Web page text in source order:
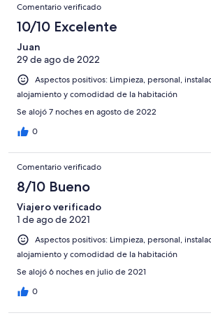
Comentario verificado
10/10 Excelente
Juan
29 de ago de 2022
Aspectos positivos: Limpieza, personal,
alojamiento y comodidad de la habitación
Se alojó 7 noches en agosto de 2022
0
Comentario verificado
8/10 Bueno
Viajero verificado
1 de ago de 2021
Aspectos positivos: Limpieza, personal,
alojamiento y comodidad de la habitación
Se alojó 6 noches en julio de 2021
0